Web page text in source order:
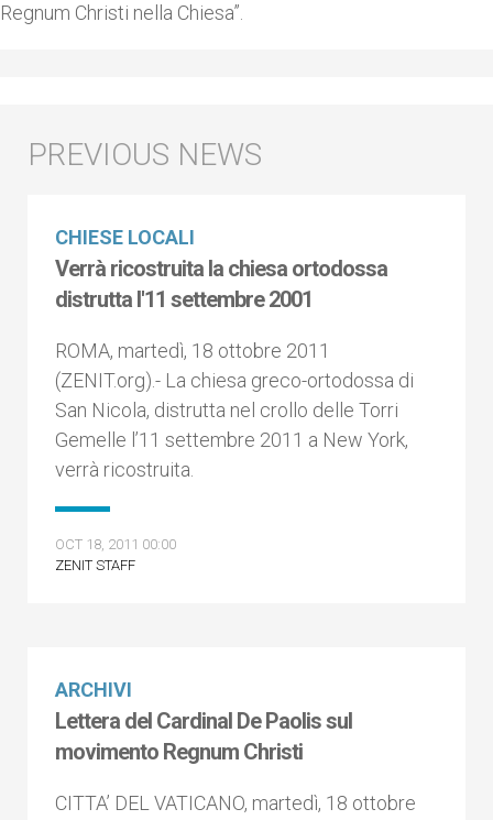
Regnum Christi nella Chiesa”.
CHIESE LOCALI
Verrà ricostruita la chiesa ortodossa
distrutta l'11 settembre 2001
ROMA, martedì, 18 ottobre 2011
(ZENIT.org).- La chiesa greco-ortodossa di
San Nicola, distrutta nel crollo delle Torri
Gemelle l’11 settembre 2011 a New York,
verrà ricostruita.
OCT 18, 2011 00:00
ZENIT STAFF
ARCHIVI
Lettera del Cardinal De Paolis sul
movimento Regnum Christi
CITTA’ DEL VATICANO, martedì, 18 ottobre